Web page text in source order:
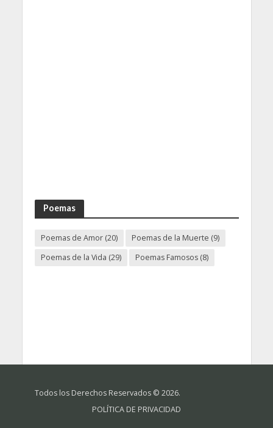
Poemas
Poemas de Amor(20) Poemas de la Muerte (9)
Poemas de la Vida (29) Poemas Famosos(8)
Todos los Derechos Reservados © 2026.
POLÍTICA DE PRIVACIDAD